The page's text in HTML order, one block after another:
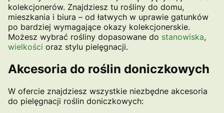
kolekcjonerów. Znajdziesz tu rośliny do domu,
mieszkania i biura – od łatwych w uprawie gatunków
po bardziej wymagające okazy kolekcjonerskie.
Możesz wybrać rośliny dopasowane do stanowiska,
wielkości oraz stylu pielęgnacji.
Akcesoria do roślin doniczkowych
W ofercie znajdziesz wszystkie niezbędne akcesoria
do pielęgnacji roślin doniczkowych: